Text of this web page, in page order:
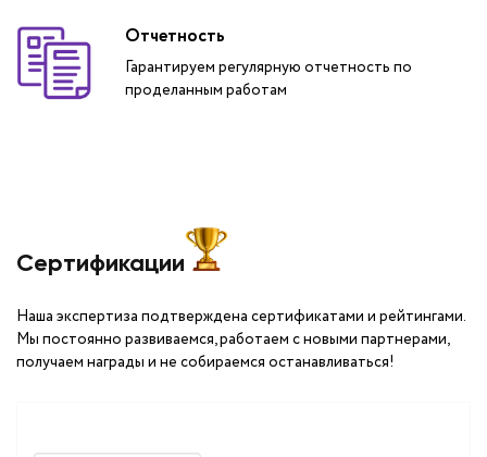
Отчетность
Гарантируем регулярную отчетность по
проделанным работам
Сертификации
Наша экспертиза подтверждена сертификатами и рейтингами.
Мы постоянно развиваемся, работаем с новыми партнерами,
получаем награды и не собираемся останавливаться!